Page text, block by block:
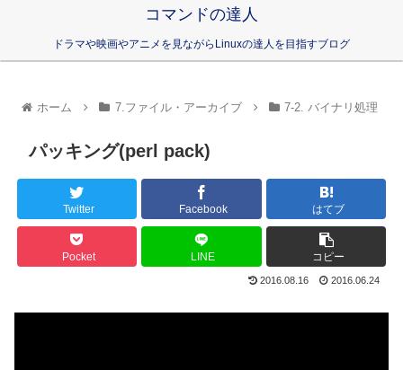
コマンドの達人
ドラマや映画やアニメを見ながらLinuxの達人を目指すブログ
ホーム 7.ファイル・アーカイブ 7-2. バイナリ処理
パッキング(perl pack)
Twitter Facebook はてブ
Pocket LINE コピー
2016.08.16 2016.06.24